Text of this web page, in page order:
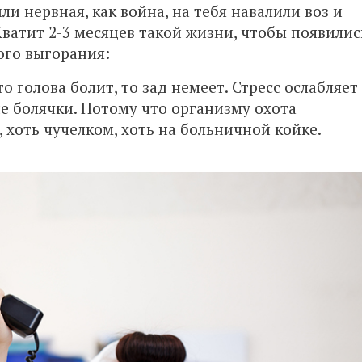
нервная, как война, на тебя навалили воз и
2-3 месяцев такой жизни, чтобы
выгорания:
голова болит, то зад немеет. Стресс ослабляет
болячки. Потому что организму охота
чучелком, хоть на больничной койке.